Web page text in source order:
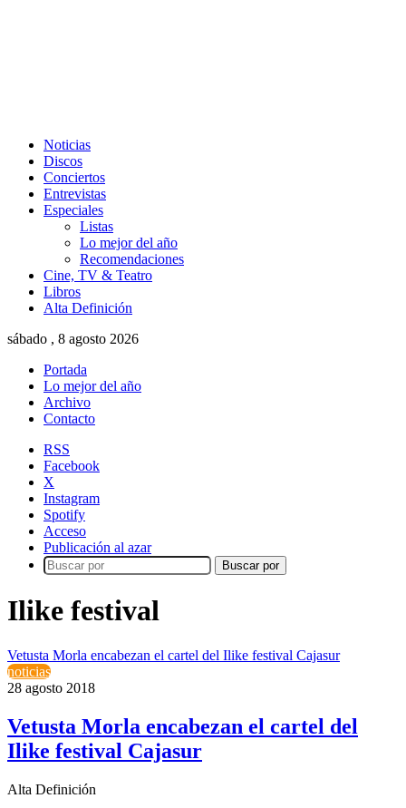
Noticias
Discos
Conciertos
Entrevistas
Especiales
Listas
Lo mejor del año
Recomendaciones
Cine, TV & Teatro
Libros
Alta Definición
sábado , 8 agosto 2026
Portada
Lo mejor del año
Archivo
Contacto
RSS
Facebook
X
Instagram
Spotify
Acceso
Publicación al azar
Buscar por
Ilike festival
Vetusta Morla encabezan el cartel del Ilike festival Cajasur
noticias
28 agosto 2018
Vetusta Morla encabezan el cartel del
Ilike festival Cajasur
Alta Definición